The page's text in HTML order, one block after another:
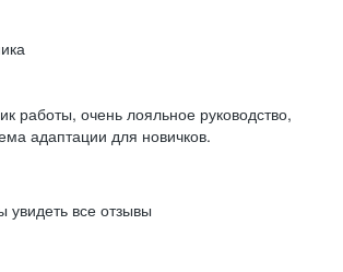
работы, очень лояльное руководство,
адаптации для новичков.
увидеть все отзывы